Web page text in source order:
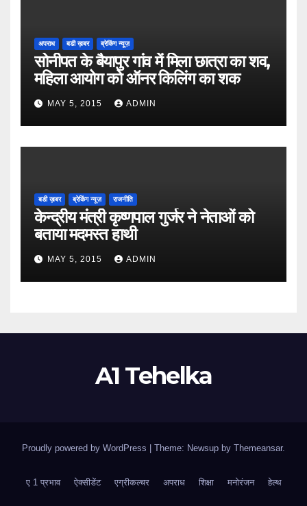
अपराध बडी ख़बर ब्रेकिंग न्यूज़
सोनीपत के बैयापुर गांव में मिला छात्रा का शव,
महिला आयोग को ऑनर किलिंग का शक
MAY 5, 2015 ADMIN
बडी ख़बर ब्रेकिंग न्यूज़ राजनीति
केन्द्रीय मंत्री कृष्णपाल गुर्जर ने नेताओं को
बताया मदमस्त हाथी
MAY 5, 2015 ADMIN
A1 Tehelka
Proudly powered by WordPress Theme: Newsup by Themeansar.
ए 1 प्रभाव ऐक्सीडेंट एग्रीकल्चर अपराध शिक्षा मनोरंजन हेल्थ